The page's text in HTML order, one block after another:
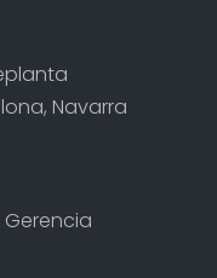
Navarra
Gerencia